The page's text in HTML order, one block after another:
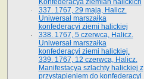
Konfederacya ziemian halickich
337. 1767, 29 maja, Halicz.
Uniwersał marszałka
konfederacyi ziemi halickiej
338. 1767, 5 czerwca, Halicz.
Uniwersał marszałka
konfederacyi ziemi halickiej.
339. 1767, 12 czerwca, Halicz.
Manifestacya szlachty halickiej z
przystąpieniem do konfederacyi